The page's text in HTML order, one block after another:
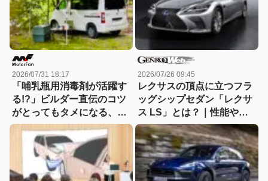
2026/07/31 18:17
「哺乳瓶用消毒剤が活躍す
る!?」ビルダー直伝のコツ
がとってもタメになる、キ
ャンピングカーのお手入れ
2026/07/26 09:45
レクサスの頂点に立つフラ
ッグシップセダン「レクサ
ス LS」とは？｜性能や特
徴、新車・中古車価格